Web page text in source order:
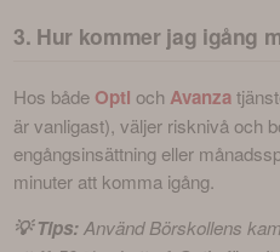
3. Hur kommer jag igång
Hos både Opti och Avanza
är vanligast), väljer risknivå och
engångsinsättning eller
minuter att komma igång.
💡 Tips: Använd Börskollens